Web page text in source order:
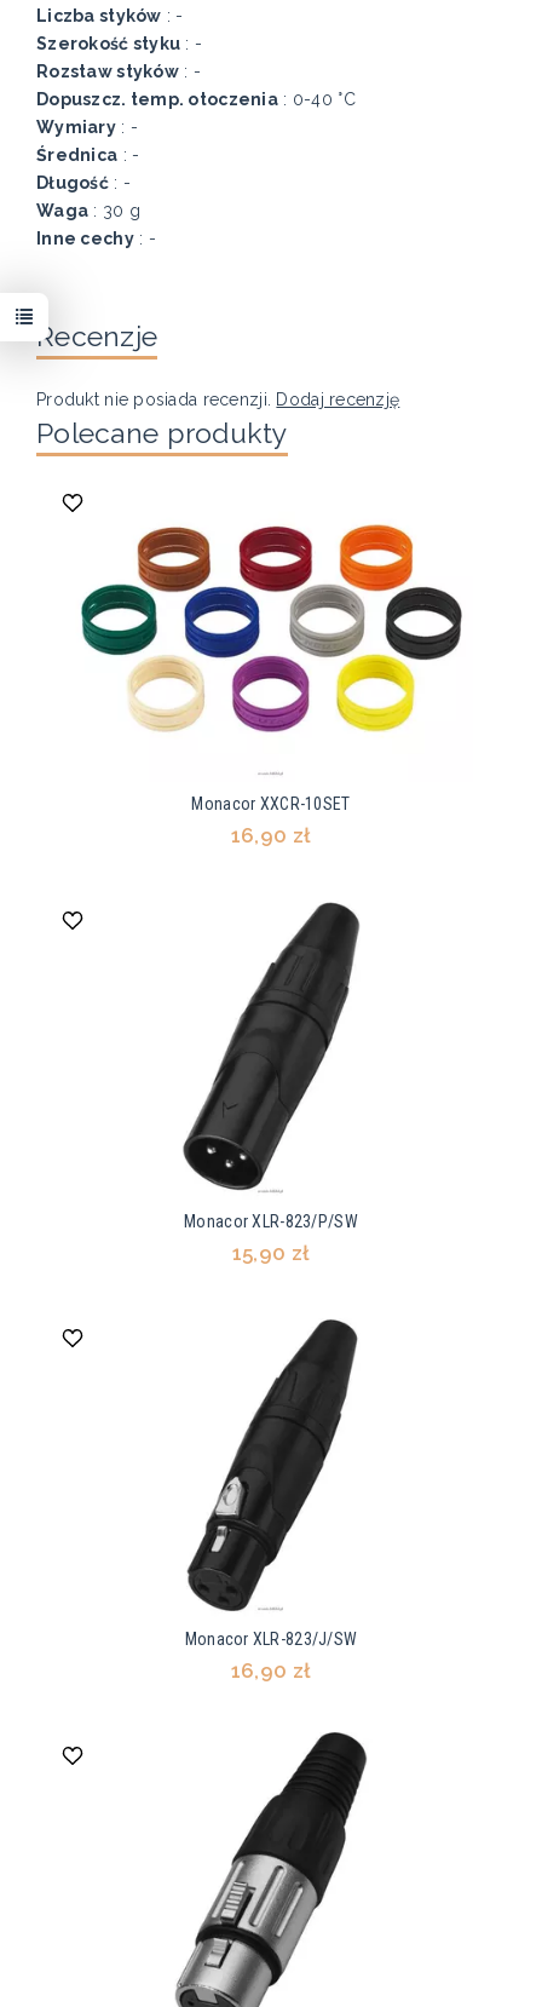
Liczba styków : -
Szerokość styku : -
Rozstaw styków: -
Dopuszcz. temp. otoczenia : 0-40 °C
Wymiary: -
Średnica : -
Długość: -
Waga : 30 g
Inne cechy: -
Recenzje
Produkt nie posiada recenzji. Dodaj recenzję
Polecane produkty
Monacor XXCR-10SET
16,90 zł
Monacor XLR-823/P/SW
15,90 zł
Monacor XLR-823/J/SW
16,90 zł